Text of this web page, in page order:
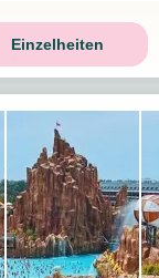
Einzelheiten